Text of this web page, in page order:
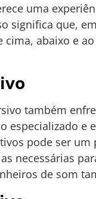
uma
significa que,
abaixo e
também
especializado e
pode ser
necessárias
de som